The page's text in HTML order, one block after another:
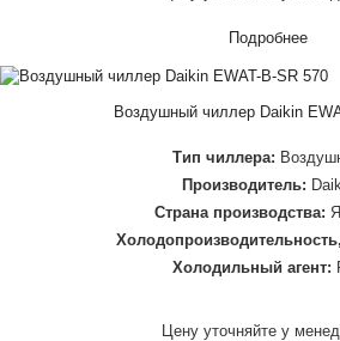
Подробнее
Воздушный чиллер Daikin
Тип чиллера:
Производитель:
Страна производства:
Холодильный агент:
Цену уточняйте у